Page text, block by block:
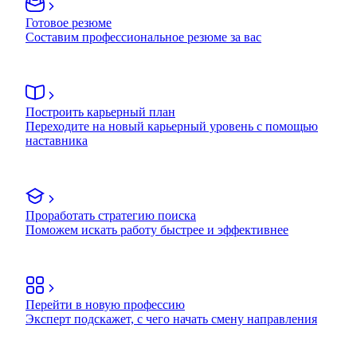
Готовое резюме
Составим профессиональное резюме за вас
Построить карьерный план
Переходите на новый карьерный уровень с помощью
наставника
Проработать стратегию поиска
Поможем искать работу быстрее и эффективнее
Перейти в новую профессию
Эксперт подскажет, с чего начать смену направления